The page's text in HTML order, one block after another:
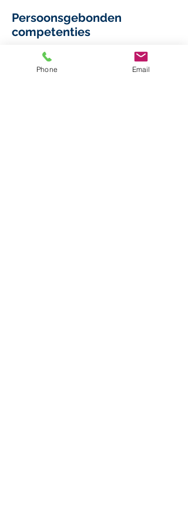
Persoonsgebonden
competenties
Omgaan met stress
Samenwerken als hecht team
Phone Email